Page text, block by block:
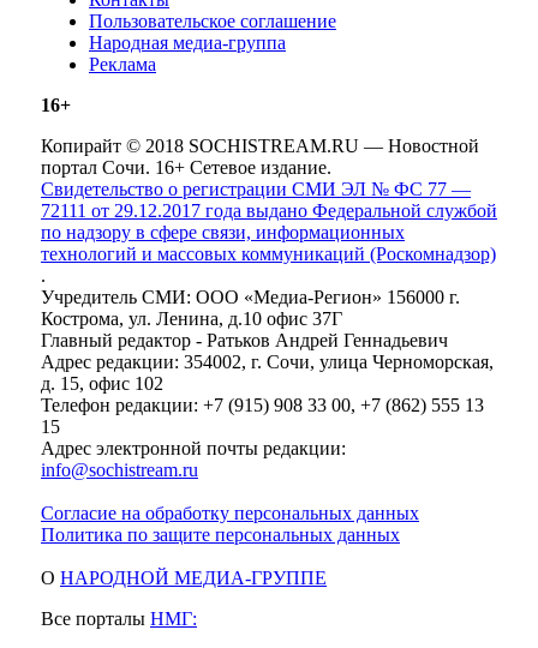
Пользовательское соглашение
Народная медиа-группа
Реклама
16+
Копирайт © 2018 SOCHISTREAM.RU — Новостной
портал Сочи. 16+ Сетевое издание.
Свидетельство о регистрации СМИ ЭЛ № ФС 77 —
72111 от 29.12.2017 года выдано Федеральной службой
по надзору в сфере связи, информационных
технологий и массовых коммуникаций (Роскомнадзор)
.
Учредитель СМИ: ООО «Медиа-Регион» 156000 г.
Кострома, ул. Ленина, д.10 офис 37Г
Главный редактор - Ратьков Андрей Геннадьевич
Адрес редакции: 354002, г. Сочи, улица Черноморская,
д. 15, офис 102
Телефон редакции: +7 (915) 908 33 00, +7 (862) 555 13
15
Адрес электронной почты редакции:
info@sochistream.ru
Согласие на обработку персональных данных
Политика по защите персональных данных
О НАРОДНОЙ МЕДИА-ГРУППЕ
Все порталы НМГ: